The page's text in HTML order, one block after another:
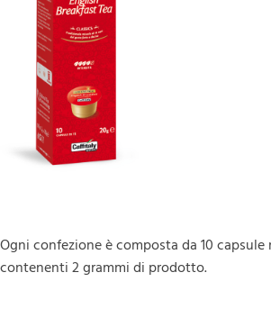
Ogni confezione è composta da 10
contenenti 2 grammi di prodotto.